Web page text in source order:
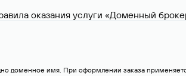
оказания услуги «Доменный
доменное имя. При оформлении заказа